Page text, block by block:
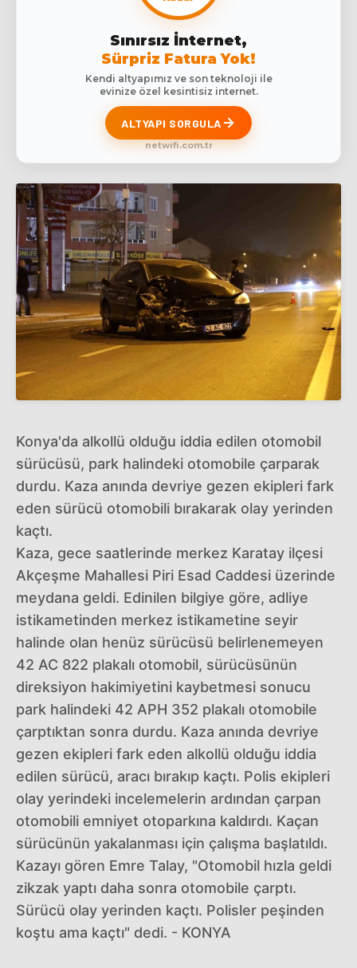
Sınırsız İnternet,
Sürpriz Fatura Yok!
Kendi altyapımız ve son teknoloji ile
evinize özel kesintisiz internet.
ALTYAPI SORGULA
netwifi.com.tr
Konya'da alkollü olduğu iddia edilen otomobil
sürücüsü, park halindeki otomobile çarparak
durdu. Kaza anında devriye gezen ekipleri fark
eden sürücü otomobili bırakarak olay yerinden
kaçtı.
Kaza, gece saatlerinde merkez Karatay ilçesi
Akçeşme Mahallesi Piri Esad Caddesi üzerinde
meydana geldi. Edinilen bilgiye göre, adliye
istikametinden merkez istikametine seyir
halinde olan henüz sürücüsü belirlenemeyen
42 AC 822 plakalı otomobil, sürücüsünün
direksiyon hakimiyetini kaybetmesi sonucu
park halindeki 42 APH 352 plakalı otomobile
çarptıktan sonra durdu. Kaza anında devriye
gezen ekipleri fark eden alkollü olduğu iddia
edilen sürücü, aracı bırakıp kaçtı. Polis ekipleri
olay yerindeki incelemelerin ardından çarpan
otomobili emniyet otoparkına kaldırdı. Kaçan
sürücünün yakalanması için çalışma başlatıldı.
Kazayı gören Emre Talay, "Otomobil hızla geldi
zikzak yaptı daha sonra otomobile çarptı.
Sürücü olay yerinden kaçtı. Polisler peşinden
koştu ama kaçtı" dedi. - KONYA